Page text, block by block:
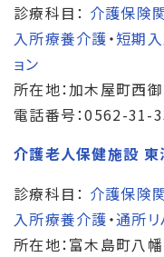
診療科目： 介護保険
入所療養介護・短期
ョン
所在地：加木屋町西
電話番号：0562-31-
介護老人保健施設 東
診療科目： 介護保険
入所療養介護・通所リ
所在地：富木島町八